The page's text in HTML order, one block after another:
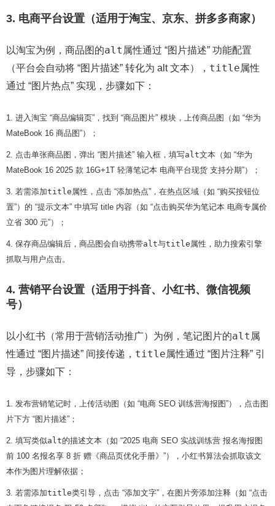
3. 电商平台设置（适用于淘宝、京东、拼多多商家）
以淘宝为例，商品图的alt 属性通过 “图片描述” 功能配置
（平台会自动将 “图片描述” 转化为 alt 文本）， title属性
通过 “图片热点” 实现，步骤如下：
进入淘宝 “商品编辑页”，找到 “商品图片” 模块，上传商品图（如 “华为
MateBook 16 商品图”）；
点击单张商品图，弹出 “图片描述” 输入框，填写alt文本（如 “华为
MateBook 16 2025 款 16G+1T 轻薄笔记本 电商平台现货 支持分期”）；
若需添加title属性，点击 “添加热点”，在热点区域（如 “购买按钮位
置”）的 “提示文本” 中填写 title 内容（如 “点击购买华为笔记本 电商专属价
立省 300 元”）；
保存商品编辑后，商品图会自动携带alt与title属性，助力搜索引擎
抓取与用户点击。
4. 营销平台设置（适用于抖音、小红书、微信视频
号）
以小红书（常用于营销活动推广）为例，笔记图片的alt 属
性通过 “图片描述” 间接传递， title属性通过 “图片注释” 引
导，步骤如下：
发布营销笔记时，上传活动图（如 “电商 SEO 训练营海报图”），点击图
片下方 “图片描述”；
填写类似alt的描述文本（如 “2025 电商 SEO 实战训练营 报名海报图
前 100 名报名享 8 折 赠《商品页优化手册》”），小红书算法会抓取该文
本作为图片理解依据；
若需添加title类引导，点击 “添加文字”，在图片旁添加注释（如 “点击